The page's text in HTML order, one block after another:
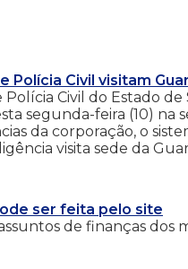
Polícia Civil visitam
Civil do Estado
segunda-feira (10) na
da corporação, o
visita sede da
ser feita pelo site
de finanças dos